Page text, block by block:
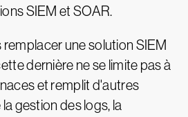
SIEM et SOAR.
remplacer une solution SIEM
dernière ne se limite pas à
et remplit d'autres
gestion des logs, la